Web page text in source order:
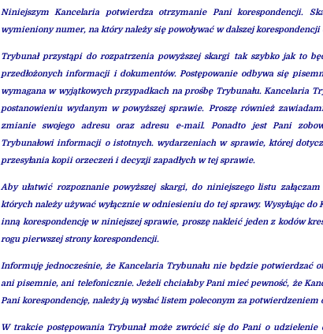
Niniejszym Kancelaria potwierdza otrzymanie Pani korespondencji.
wymieniony numer, na który należy się powoływać w dalszej korespondencji
Trybunał przystąpi do rozpatrzenia powyższej skargi tak szybko jak to
przedłożonych informacji i dokumentów. Postępowanie odbywa się
wymagana w wyjątkowych przypadkach na prośbę Trybunału. Kancelaria
postanowieniu wydanym w powyższej sprawie. Proszę również
zmianie swojego adresu oraz adresu e-mail. Ponadto jest Pani
Trybunałowi informacji o istotnych. wydarzeniach w sprawie, której
przesyłania kopii orzeczeń i decyzji zapadłych w tej sprawie.
Aby ułatwić rozpoznanie powyższej skargi, do niniejszego listu
których należy używać wyłącznie w odniesieniu do tej sprawy. Wysyłając
inną korespondencję w niniejszej sprawie, proszę nakleić jeden z kodów
rogu pierwszej strony korespondencji.
Informuję jednocześnie, że Kancelaria Trybunału nie będzie potwierdzać
ani pisemnie, ani telefonicznie. Jeżeli chciałaby Pani mieć pewność, że
Pani korespondencję, należy ją wysłać listem poleconym za potwierdzeniem
W trakcie postępowania Trybunał może zwrócić się do Pani o